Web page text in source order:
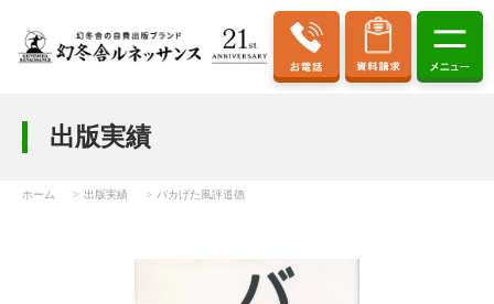
出版実績
ホーム 出版実績 バカげた風評道徳